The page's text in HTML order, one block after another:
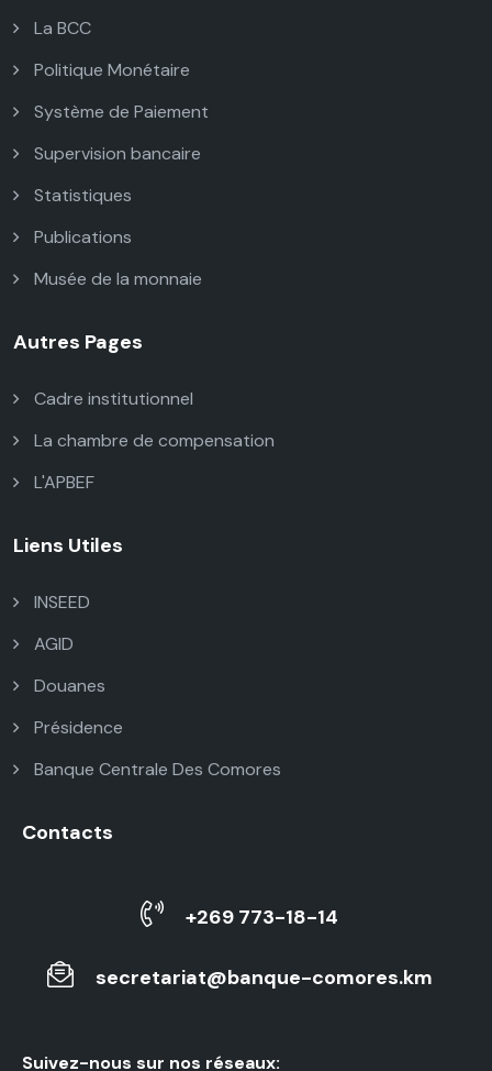
La BCC
Politique Monétaire
Système de Paiement
Supervision bancaire
Statistiques
Publications
Musée de la monnaie
Autres Pages
Cadre institutionnel
La chambre de compensation
L'APBEF
Liens Utiles
INSEED
AGID
Douanes
Présidence
Banque Centrale Des Comores
Contacts
+269 773-18-14
secretariat@banque-comores.km
Suivez-nous sur nos réseaux: